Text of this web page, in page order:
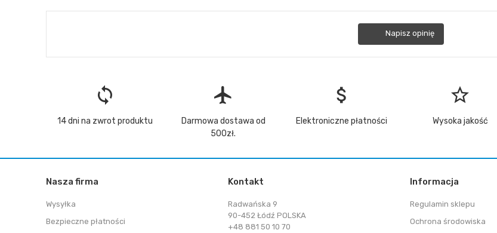
Napisz opinię
loop
14 dni na zwrot produktu
flight
Darmowa dostawa od
500zł.
attach_money
Elektroniczne płatności
star_border
Wysoka jakość
Nasza firma
Wysyłka
Bezpieczne płatności
Kontakt
Radwańska 9
90-452 Łódź POLSKA
+48 881 50 10 70
Informacja
Regulamin sklepu
Ochrona środowiska